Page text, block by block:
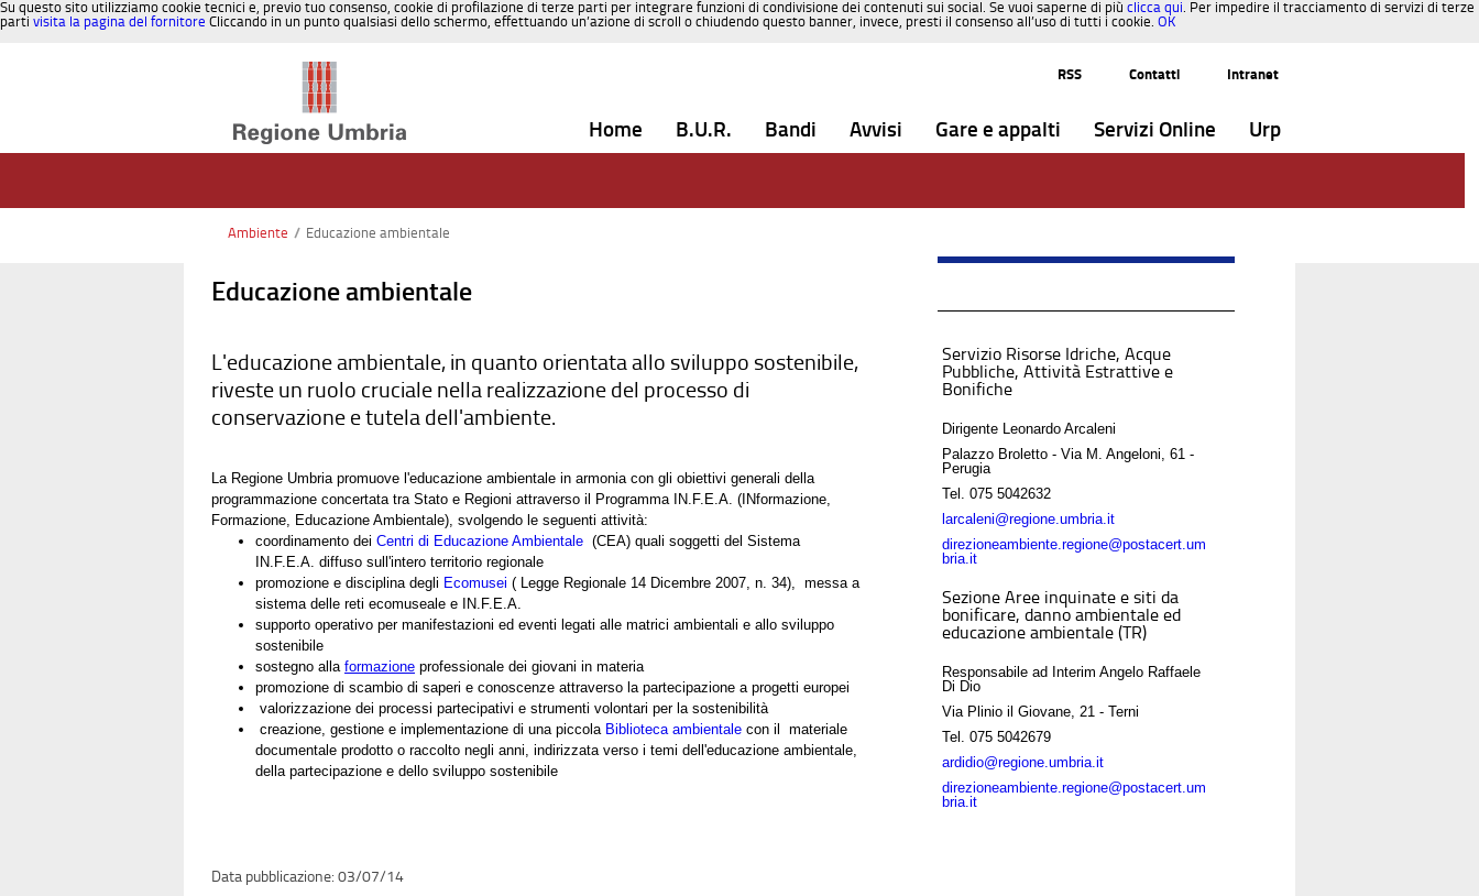
Su questo sito utilizziamo cookie tecnici e, previo tuo consenso, cookie di profilazione di terze parti per integrare funzioni di condivisione dei contenuti sui social. Se vuoi saperne di più clicca qui. Per impedire il tracciamento di servizi di terze
parti visita la pagina del fornitore Cliccando in un punto qualsiasi dello schermo, effettuando un’azione di scroll o chiudendo questo banner, invece, presti il consenso all’uso di tutti i cookie. OK
RSS
Contatti Intranet
Home B.U.R. Bandi Avvisi Gare e appalti Servizi Online Urp
Ambiente / Educazione ambientale
Educazione ambientale
L'educazione ambientale, in quanto orientata allo sviluppo sostenibile,
riveste un ruolo cruciale nella realizzazione del processo di
conservazione e tutela dell'ambiente.
La Regione Umbria promuove l'educazione ambientale in armonia con gli obiettivi generali della
programmazione concertata tra Stato e Regioni attraverso il Programma IN.F.E.A. (INformazione,
Formazione, Educazione Ambientale), svolgendo le seguenti attività:
coordinamento dei Centri di Educazione Ambientale (CEA) quali soggetti del Sistema
IN.F.E.A. diffuso sull'intero territorio regionale
promozione e disciplina degli Ecomusei ( Legge Regionale 14 Dicembre 2007, n. 34), messa a
sistema delle reti ecomuseale e IN.F.E.A.
supporto operativo per manifestazioni ed eventi legati alle matrici ambientali e allo sviluppo
sostenibile
sostegno alla formazione professionale dei giovani in materia
promozione di scambio di saperi e conoscenze attraverso la partecipazione a progetti europei
valorizzazione dei processi partecipativi e strumenti volontari per la sostenibilità
creazione, gestione e implementazione di una piccola Biblioteca ambientale con il materiale
documentale prodotto o raccolto negli anni, indirizzata verso i temi dell'educazione ambientale,
della partecipazione e dello sviluppo sostenibile
03/07/14
Servizio Risorse Idriche, Acque
Pubbliche, Attività Estrattive e
Bonifiche
Dirigente Leonardo Arcaleni
Palazzo Broletto - Via M. Angeloni, 61 -
Perugia
Tel.
075 5042632
larcaleni@regione.umbria.it
direzioneambiente.regione@postacert.um
bria.it
Sezione Aree inquinate e siti da
bonificare, danno ambientale ed
educazione ambientale (TR)
Responsabile ad Interim Angelo Raffaele
Di Dio
Via Plinio il Giovane, 21 - Terni
Tel.
075 5042679
ardidio@regione.umbria.it
direzioneambiente.regione@postacert.um
bria.it